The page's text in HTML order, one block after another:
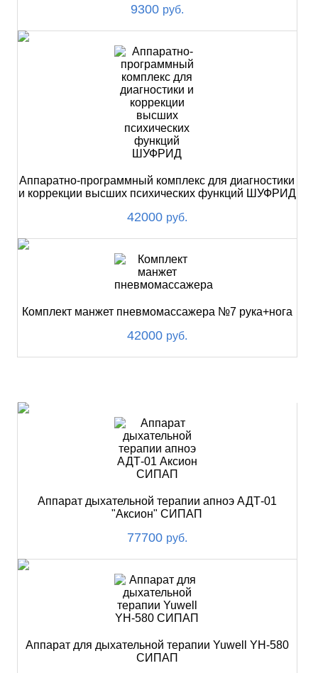
9300 руб.
Аппаратно-программный комплекс для диагностики
и коррекции высших психических функций ШУФРИД
42000 руб.
Комплект манжет пневмомассажера №7 рука+нога
42000 руб.
Аппарат дыхательной терапии апноэ АДТ-01
"Аксион" СИПАП
77700 руб.
Аппарат для дыхательной терапии Yuwell YH-580
СИПАП